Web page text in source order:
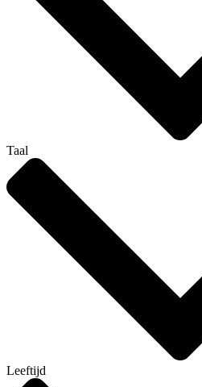
Taal
Leeftijd